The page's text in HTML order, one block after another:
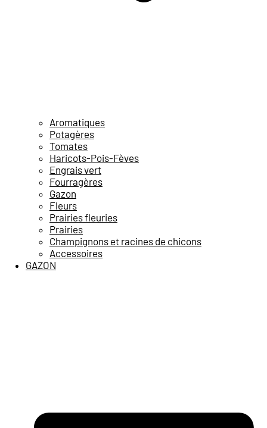
Aromatiques
Potagères
Tomates
Haricots-Pois-Fèves
Engrais vert
Fourragères
Gazon
Fleurs
Prairies fleuries
Prairies
Champignons et racines de chicons
Accessoires
GAZON